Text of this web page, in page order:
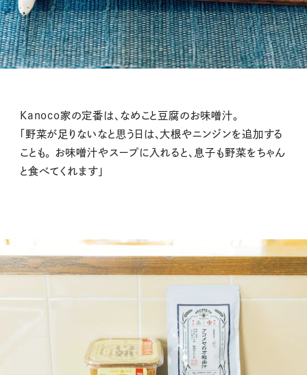
Kanoco家の定番は、なめこと豆腐のお味噌汁。
「野菜が足りないなと思う日は、大根やニンジンを追加する
ことも。 お味噌汁やスープに入れると、息子も野菜をちゃん
と食べてくれます」